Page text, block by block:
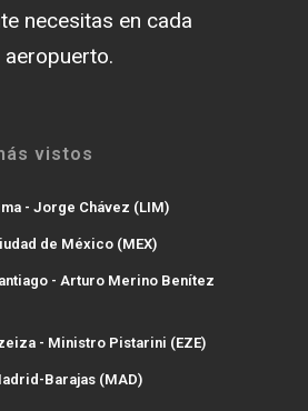
necesitas en cada
aeropuerto.
vistos
- Jorge Chávez (LIM)
de México (MEX)
- Arturo Merino Benítez
- Ministro Pistarini (EZE)
Barajas (MAD)